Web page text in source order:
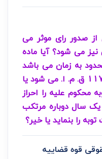
از صدور رای موثر می
می شود؟ آیا ماده
به زمان می باشد
یا خیر؟ مرور زمان شامل ماده 117 ق. م. ا. می شود یا
محکوم علیه را احراز
سال دوباره مرتکب
را بنماید یا خیر؟
قوه قضاییه